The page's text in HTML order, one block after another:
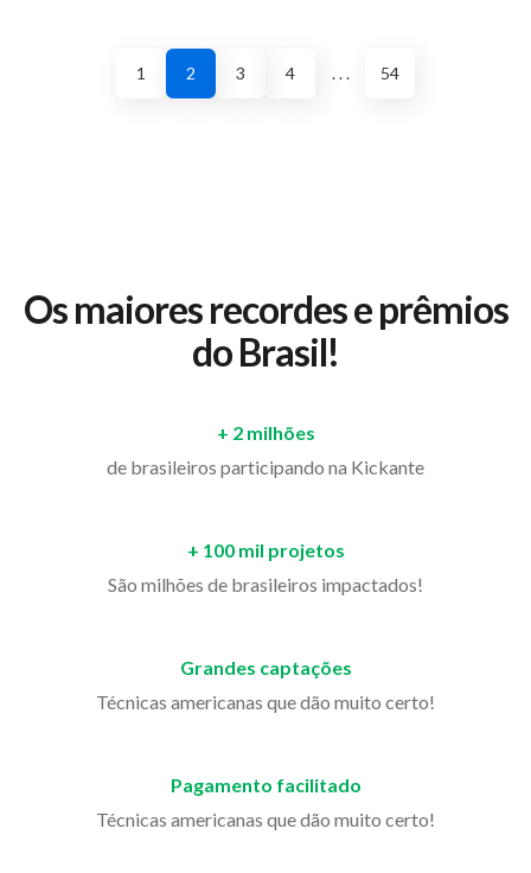
1 2 3 4 . . . 54
Os maiores recordes e prêmios
do Brasil!
+ 2 milhões
de brasileiros participando na Kickante
+ 100 mil projetos
São milhões de brasileiros impactados!
Grandes captações
Técnicas americanas que dão muito certo!
Pagamento facilitado
Técnicas americanas que dão muito certo!